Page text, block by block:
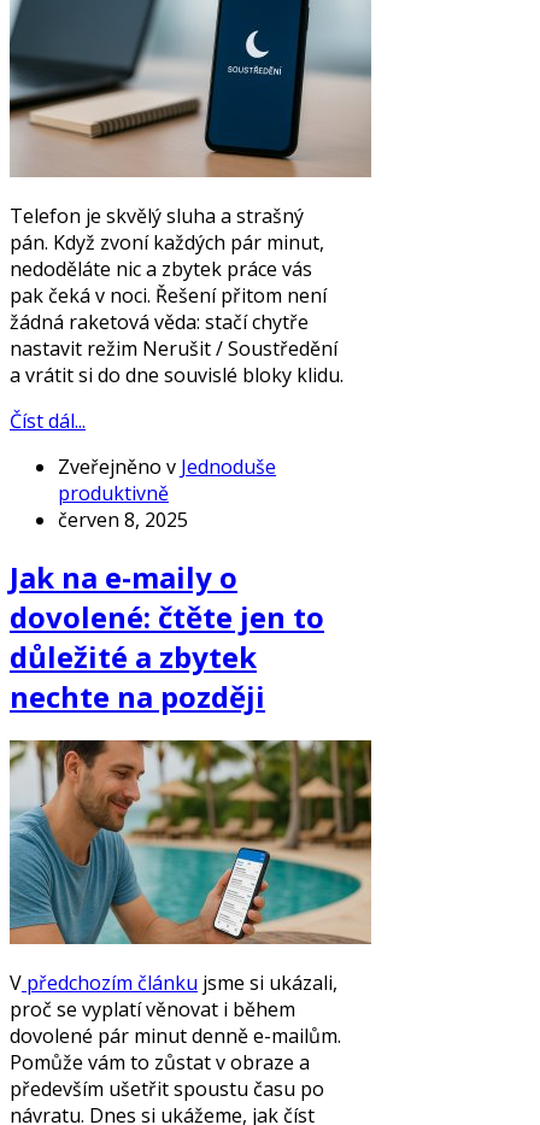
Telefon je skvělý sluha a strašný
pán. Když zvoní každých pár minut,
nedoděláte nic a zbytek práce vás
pak čeká v noci. Řešení přitom není
žádná raketová věda: stačí chytře
nastavit režim Nerušit / Soustředění
a vrátit si do dne souvislé bloky klidu.
Číst dál...
Zveřejněno v Jednoduše
produktivně
červen 8, 2025
Jak na e-maily o
dovolené: čtěte jen to
důležité a zbytek
nechte na později
V předchozím článku jsme si ukázali,
proč se vyplatí věnovat i během
dovolené pár minut denně e-mailům.
Pomůže vám to zůstat v obraze a
především ušetřit spoustu času po
návratu. Dnes si ukážeme, jak číst